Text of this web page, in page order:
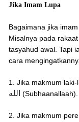
Jika Imam Lupa
Bagaimana jika
Misalnya pada
tasyahud awal. Tapi
cara
1. Jika makmum
(Subhaanallaah).
2. Jika makmum